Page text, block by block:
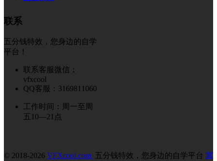
联系
五分钱特效，您身边的自学
平台！
联系客服微信：
vfxcool
QQ客服：3169811060
工作时间：周一至周
五10—21点
© 2018-2026 VFXcool.com 五分钱特效，您身边的自学平台 冀